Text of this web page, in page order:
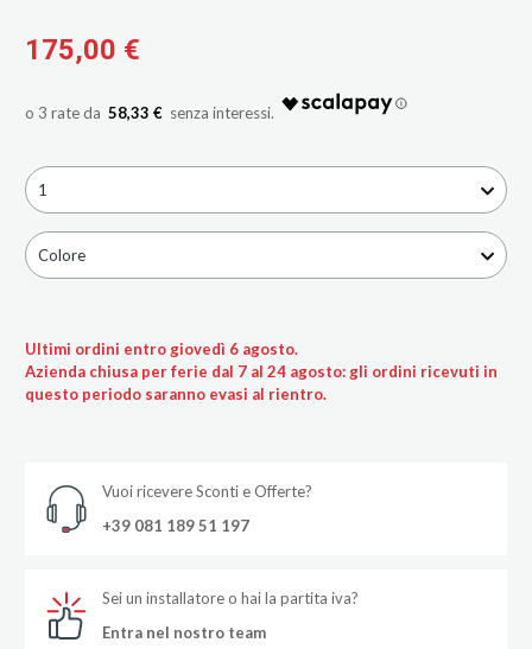
175,00 €
58,33 €
1
Colore
Ultimi ordini entro giovedì 6 agosto.
Azienda chiusa per ferie dal 7 al 24 agosto: gli ordini ricevuti in
questo periodo saranno evasi al rientro.
Vuoi ricevere Sconti e Offerte?
+39 081 189 51 197
Sei un installatore o hai la partita iva?
Entra nel nostro team